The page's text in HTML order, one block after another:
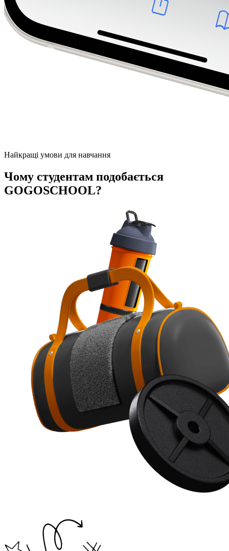
Найкращі умови для навчання
Чому студентам подобається
GOGOSCHOOL?